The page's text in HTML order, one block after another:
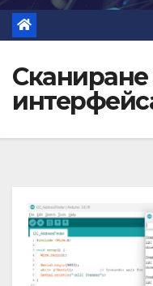
Сканиране